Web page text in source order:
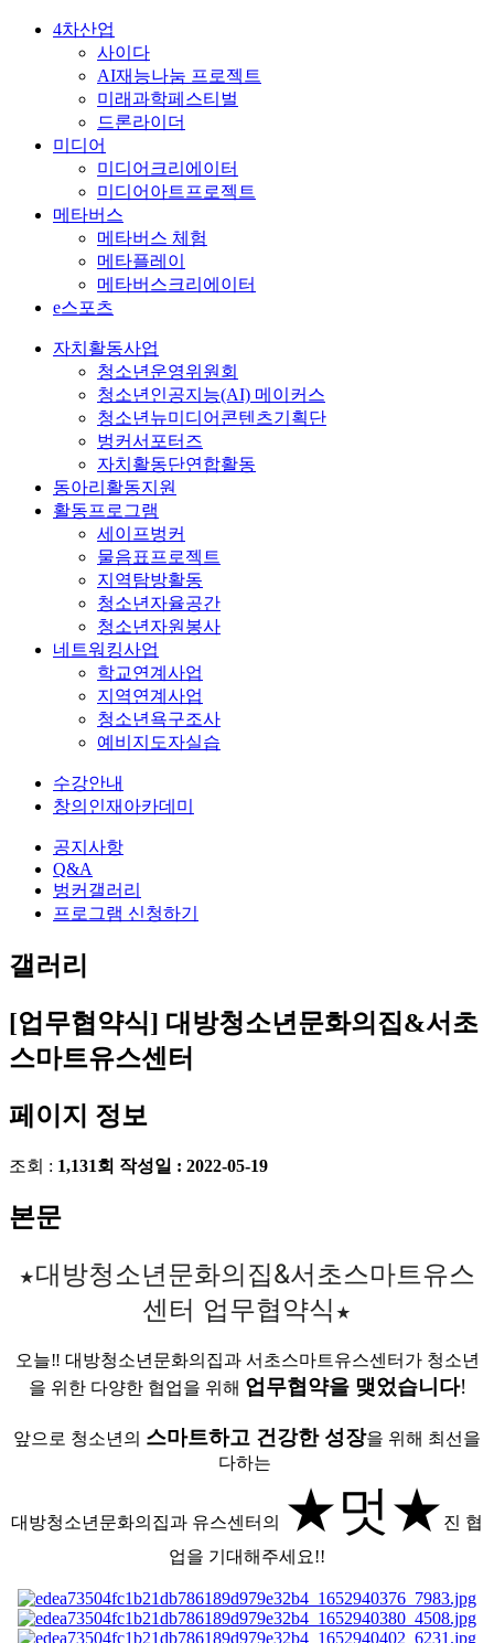
4차산업
사이다
AI재능나눔 프로젝트
미래과학페스티벌
드론라이더
미디어
미디어크리에이터
미디어아트프로젝트
메타버스
메타버스 체험
메타플레이
메타버스크리에이터
e스포츠
자치활동사업
청소년운영위원회
청소년인공지능(AI) 메이커스
청소년뉴미디어콘텐츠기획단
벙커서포터즈
자치활동단연합활동
동아리활동지원
활동프로그램
세이프벙커
물음표프로젝트
지역탐방활동
청소년자율공간
청소년자원봉사
네트워킹사업
학교연계사업
지역연계사업
청소년욕구조사
예비지도자실습
수강안내
창의인재아카데미
공지사항
Q&A
벙커갤러리
프로그램 신청하기
갤러리
[업무협약식] 대방청소년문화의집&서초
스마트유스센터
페이지 정보
조회 : 1,131회 작성일 : 2022-05-19
본문
★대방청소년문화의집&서초스마트유스
센터 업무협약식 ★
오늘‼️ 대방청소년문화의집과 서초스마트유스센터가 청소년
을 위한 다양한 협업을 위해 업무협약을 맺었습니다!
앞으로 청소년의 스마트하고 건강한 성장을 위해 최선을
다하는
대방청소년문화의집과 유스센터의 ★멋★ 진 협
업을 기대해주세요!!